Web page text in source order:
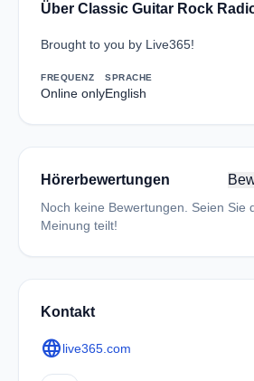
Über Classic Guitar Rock
Brought to you by Live365!
FREQUENZ
Online only
SPRACHE
English
Hörerbewertungen
Noch keine Bewertungen. Seien Sie
Meinung teilt!
Kontakt
languagelive365.com